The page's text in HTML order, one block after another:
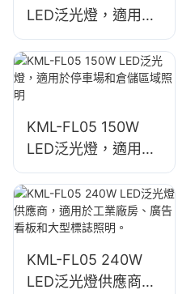
LED泛光燈，適用於
戶外建築立面和開放
空間照明。
KML-FL05 150W
LED泛光燈，適用於
停車場和倉儲區域照
明
KML-FL05 240W
LED泛光燈供應商，